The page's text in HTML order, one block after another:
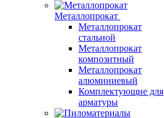
Металлопрокат
Металлопрокат
стальной
Металлопрокат
композитный
Металлопрокат
алюминиевый
Комплектующие для
арматуры